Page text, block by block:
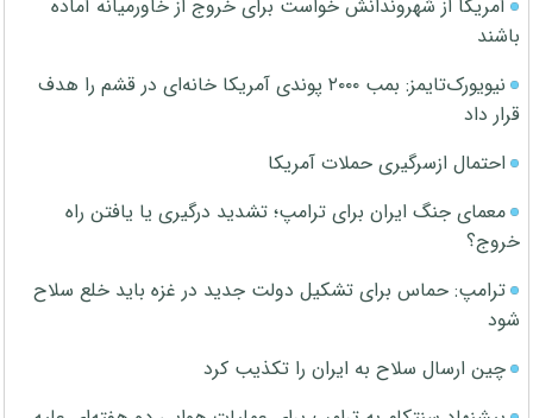
آمریکا از شهروندانش خواست برای خروج از خاورمیانه آماده
باشند
نیویورک‌تایمز: بمب ۲۰۰۰ پوندی آمریکا خانه‌ای در قشم را هدف
قرار داد
احتمال ازسرگیری حملات آمریکا
معمای جنگ ایران برای ترامپ؛ تشدید درگیری یا یافتن راه
خروج؟
ترامپ: حماس برای تشکیل دولت جدید در غزه باید خلع سلاح
شود
چین ارسال سلاح به ایران را تکذیب کرد